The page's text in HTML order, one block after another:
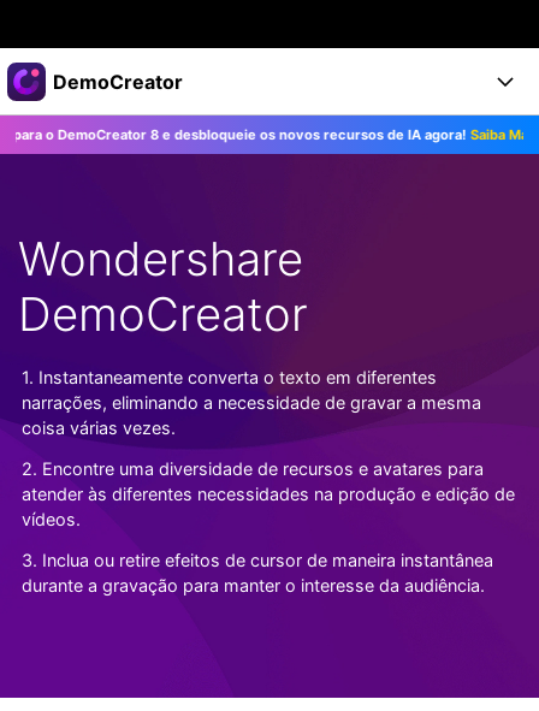
Produtos em destaque
Criatividade digital com IA generativa
Utilitários
Negócios
Sala de imprensa
Loja
Suporte
DemoCreator
Produtos
Recursos
Todos os recursos >
Recursos de IA
Dicas de IA
Todos os recursos de IA >
Soluções
DemoCreator para
Blog
Mais Soluções >
Central de Ajuda
Começe a Usar
Suporte
TESTE GRÁTIS COMPRE AGORA
Entrar
DemoCreator 8 e desbloqueie os novos recursos de IA agora!Saiba Mais>>
Wondershare
DemoCreator
1. Instantaneamente converta o texto em diferentes
narrações, eliminando a necessidade de gravar a mesma
coisa várias vezes.
2. Encontre uma diversidade de recursos e avatares para
atender às diferentes necessidades na produção e edição de
vídeos.
3. Inclua ou retire efeitos de cursor de maneira instantânea
durante a gravação para manter o interesse da audiência.